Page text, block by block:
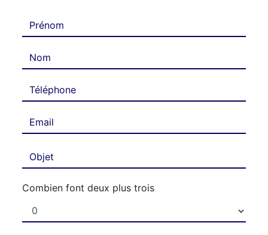
Combien font deux plus trois